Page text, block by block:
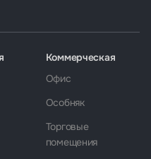
Коммерческая
Офис
Особняк
Торговые
помещения